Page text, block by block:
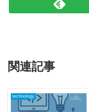
関連記事
technology